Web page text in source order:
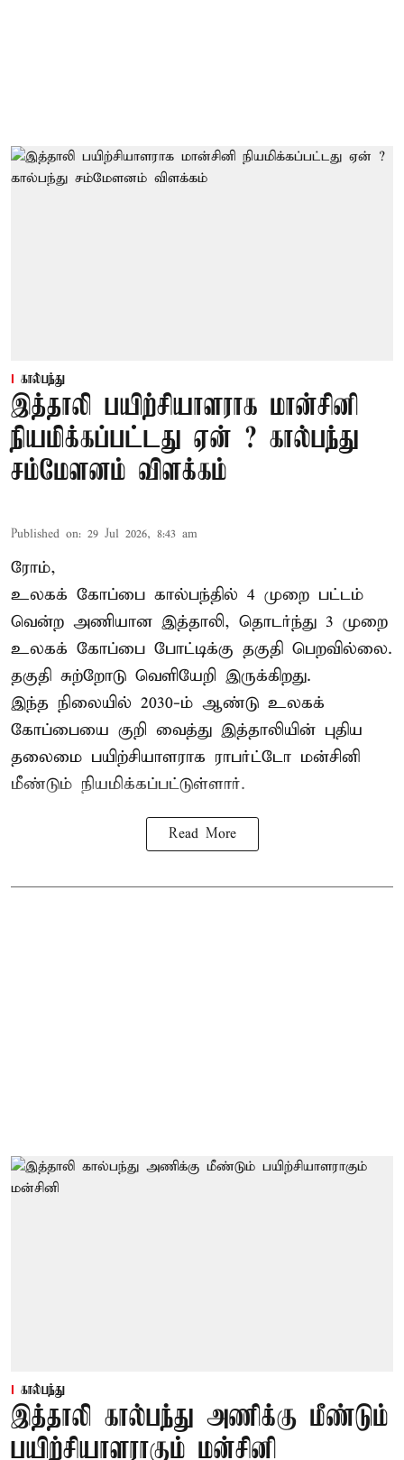
கால்பந்து
இத்தாலி பயிற்சியாளராக மான்சினி
நியமிக்கப்பட்டது ஏன் ? கால்பந்து
சம்மேளனம் விளக்கம்
Published on: 29 Jul 2026, 8:43 am
ரோம்,
உலகக் கோப்பை கால்பந்தில் 4 முறை பட்டம்
வென்ற அணியான இத்தாலி, தொடர்ந்து 3 முறை
உலகக் கோப்பை போட்டிக்கு தகுதி பெறவில்லை.
தகுதி சுற்றோடு வெளியேறி இருக்கிறது.
இந்த நிலையில் 2030-ம் ஆண்டு உலகக்
கோப்பையை குறி வைத்து இத்தாலியின் புதிய
தலைமை பயிற்சியாளராக ராபர்ட்டோ மன்சினி
மீண்டும் நியமிக்கப்பட்டுள்ளார்.
Read More
கால்பந்து
இத்தாலி கால்பந்து அணிக்கு மீண்டும்
பயிற்சியாளராகும் மன்சினி